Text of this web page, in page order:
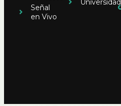
Señal
en Vivo
Universidad